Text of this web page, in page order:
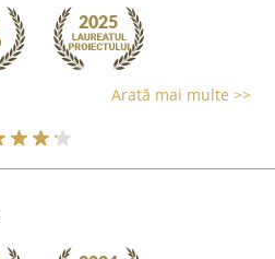
Arată mai multe >>